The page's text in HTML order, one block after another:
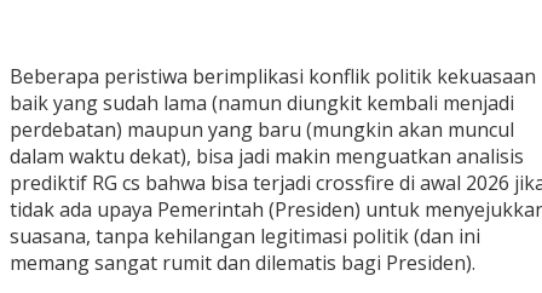
‎Beberapa peristiwa berimplikasi konflik politik kekuasaan
baik yang sudah lama (namun diungkit kembali menjadi
perdebatan) maupun yang baru (mungkin akan muncul
dalam waktu dekat), bisa jadi makin menguatkan analisis
prediktif RG cs bahwa bisa terjadi crossfire di awal 2026
tidak ada upaya Pemerintah (Presiden) untuk
suasana, tanpa kehilangan legitimasi politik (dan ini
memang sangat rumit dan dilematis bagi Presiden).